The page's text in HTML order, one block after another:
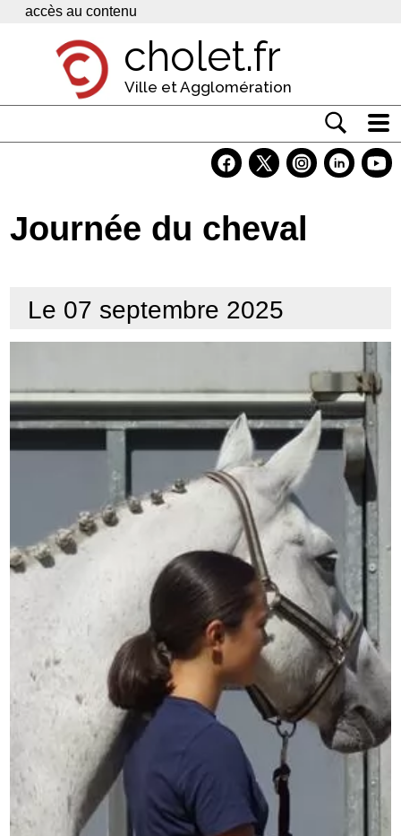
Panneau de gestion des cookies
accès au contenu
cholet.fr
Ville et Agglomération
Economie
Contacts
Journée du cheval
Le 07 septembre 2025